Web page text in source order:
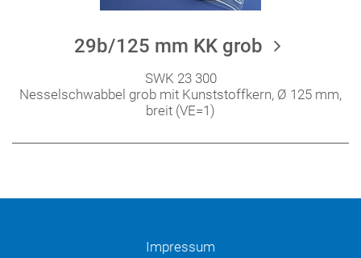
29b/125 mm KK grob
SWK 23 300
Nesselschwabbel grob mit Kunststoffkern, Ø 125 mm,
breit (VE=1)
Impressum